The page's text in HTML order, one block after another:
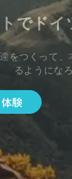
でドイ
をつくって
るようにな
験